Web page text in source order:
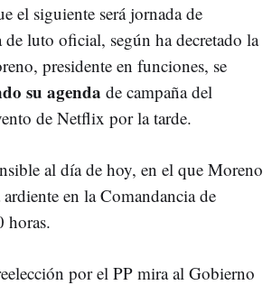
el siguiente será jornada de
luto oficial, según ha decretado la
presidente en funciones, se
su agenda de campaña del
de Netflix por la tarde.
al día de hoy, en el que Moreno
en la Comandancia de
horas.
por el PP mira al Gobierno